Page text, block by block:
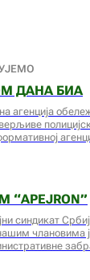
ДАНА БИА
агенција
синдикат
члановима